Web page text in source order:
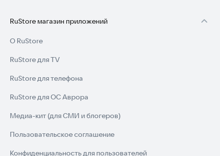
RuStore магазин приложений
О RuStore
RuStore для TV
RuStore для телефона
RuStore для ОС Аврора
Медиа-кит (для СМИ и блогеров)
Пользовательское соглашение
Конфиденциальность для пользователей